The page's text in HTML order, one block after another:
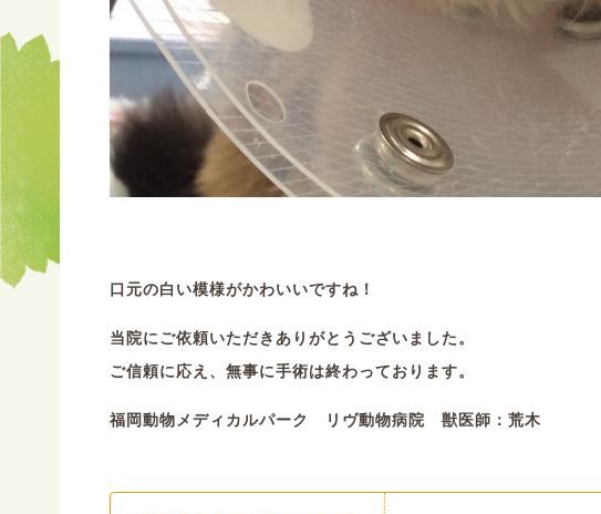
口元の白い模様がかわいいですね！
当院にご依頼いただきありがとうございました。
ご信頼に応え、無事に手術は終わっております。
福岡動物メディカルパーク リヴ動物病院 獣医師：荒木